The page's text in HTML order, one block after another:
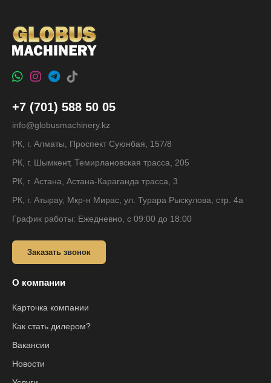
+7 (701) 588 50 05
info@globusmachinery.kz
РК, г. Алматы, Проспект Суюнбая, 157/8
РК, г. Шымкент, Темирлановская трасса, 205
РК, г. Астана, Астана-Караганда трасса, 3
РК, г. Атырау, Мкр-н Мирас, ул. Турара Рыскулова, стр. 4а
График работы: Ежедневно, с 09:00 до 18:00
Заказать звонок
О компании
Карточка компании
Как стать дилером?
Вакансии
Новости